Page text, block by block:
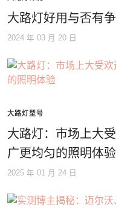
大路灯好用与否有
2024 年 03 月 20 日
大路灯型号
大路灯：市场上大
广更均匀的照明体验
2025 年 01 月 24 日